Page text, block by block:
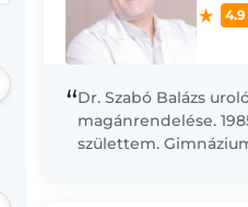
4.9
“Dr. Szabó Balázs
magánrendelése.
születtem.